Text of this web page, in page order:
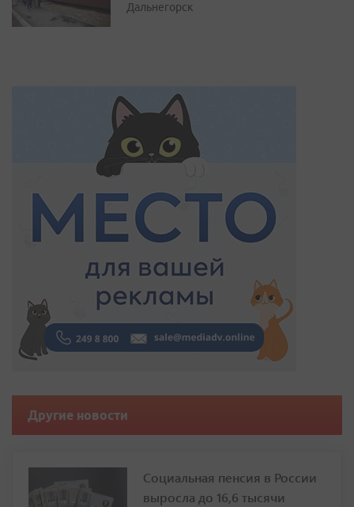
Дальнегорск
Другие новости
Социальная пенсия в России
выросла до 16,6 тысячи